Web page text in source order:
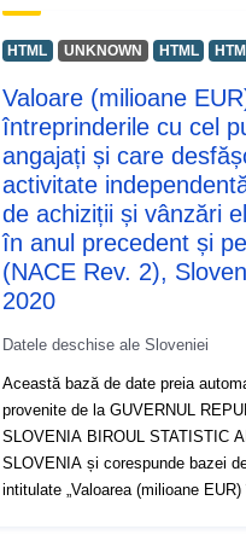
HTML UNKNOWN HTML
Valoare (milioane
întreprinderile cu cel
angajați și care
activitate
de achiziții și vânzări
în anul precedent și
(NACE Rev. 2),
2020
Datele deschise ale Sloveniei
Această bază de date preia
provenite de la GUVERNUL
SLOVENIA BIROUL STATISTIC
SLOVENIA și corespunde bazei
intitulate „Valoarea (milioane